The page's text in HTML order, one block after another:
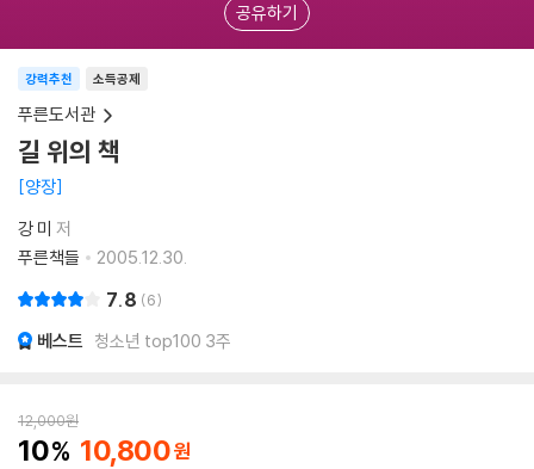
공유하기
소득공제
강력추천
푸른도서관
길 위의 책
양장
강 미 저
푸른책들
2005.12.30.
7.8 6
베스트 청소년 top100 3주
12,000원
10 10,800